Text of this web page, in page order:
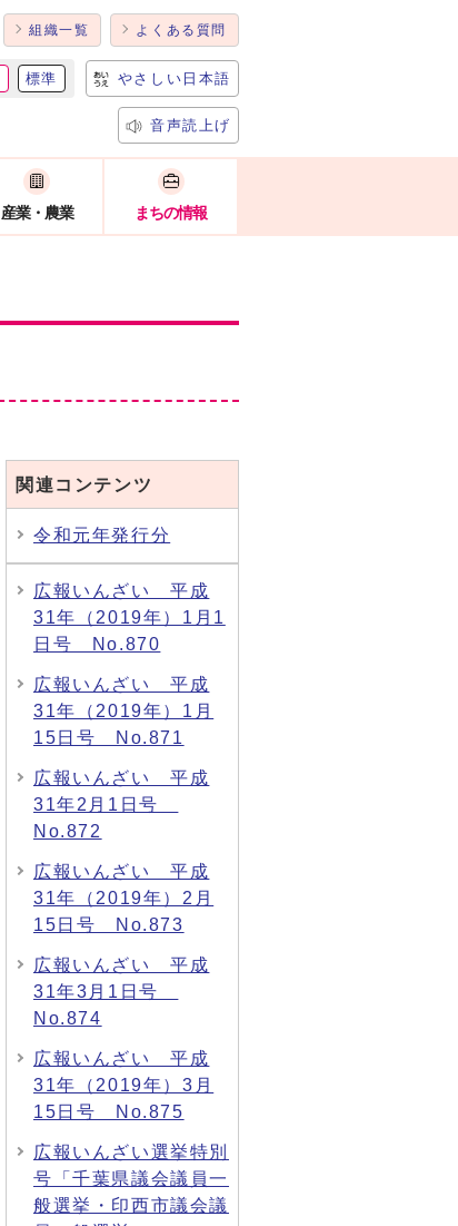
組織一覧 よくある質問
標準 やさしい日本語
音声読上げ
産業・農業 まちの情報
関連コンテンツ
令和元年発行分
広報いんざい 平成
31年（2019年）1月1
日号 No.870
広報いんざい 平成
31年（2019年）1月
15日号 No.871
広報いんざい 平成
31年2月1日号
No.872
広報いんざい 平成
31年（2019年）2月
15日号 No.873
広報いんざい 平成
31年3月1日号
No.874
広報いんざい 平成
31年（2019年）3月
15日号 No.875
広報いんざい選挙特別
号「千葉県議会議員一
般選挙・印西市議会議